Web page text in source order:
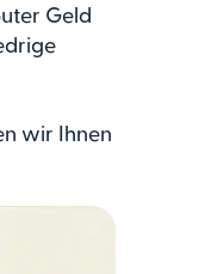
Geld
wir Ihnen